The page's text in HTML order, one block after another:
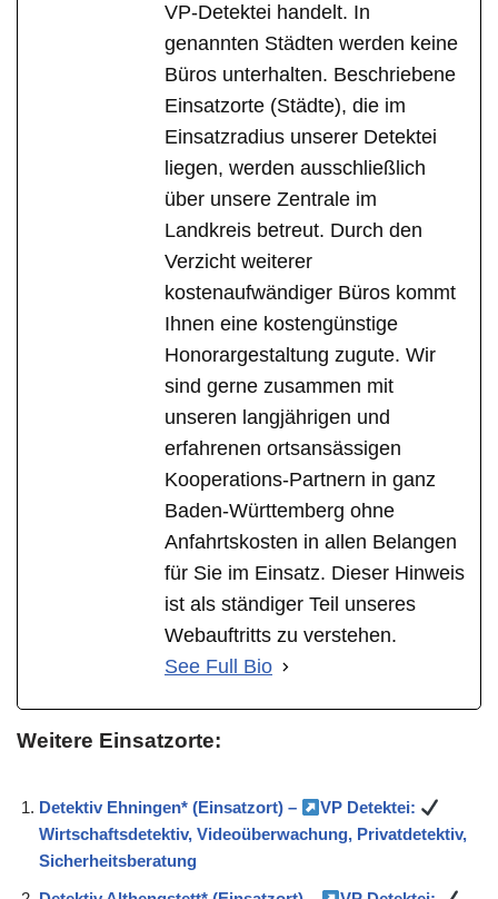
VP-Detektei handelt. In
genannten Städten werden keine
Büros unterhalten. Beschriebene
Einsatzorte (Städte), die im
Einsatzradius unserer Detektei
liegen, werden ausschließlich
über unsere Zentrale im
Landkreis betreut. Durch den
Verzicht weiterer
kostenaufwändiger Büros kommt
Ihnen eine kostengünstige
Honorargestaltung zugute. Wir
sind gerne zusammen mit
unseren langjährigen und
erfahrenen ortsansässigen
Kooperations-Partnern in ganz
Baden-Württemberg ohne
Anfahrtskosten in allen Belangen
für Sie im Einsatz. Dieser Hinweis
ist als ständiger Teil unseres
Webauftritts zu verstehen.
See Full Bio
Weitere Einsatzorte:
Detektiv Ehningen* (Einsatzort) –
VP Detektei:
Wirtschaftsdetektiv, Videoüberwachung, Privatdetektiv,
Sicherheitsberatung